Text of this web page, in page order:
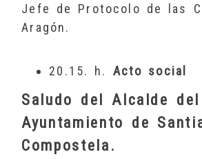
Jefe de Protocolo de las
Aragón.
20.15. h. Acto social
Saludo del Alcalde del
Ayuntamiento de
Compostela.